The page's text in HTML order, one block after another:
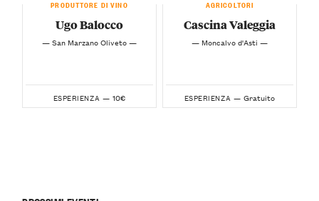
PRODUTTORE DI VINO
Ugo Balocco
— San Marzano Oliveto —
ESPERIENZA — 10€
AGRICOLTORI
Cascina Valeggia
— Moncalvo d'Asti —
ESPERIENZA — Gratuito